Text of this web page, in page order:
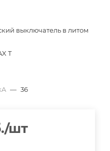
выключатель в литом
T
— 36
/шт